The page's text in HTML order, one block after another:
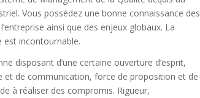
Vous possédez une bonne connaissance des
ainsi que des enjeux globaux. La
est incontournable.
disposant d’une certaine ouverture d’esprit,
et de communication, force de proposition et de
à réaliser des compromis. Rigueur,